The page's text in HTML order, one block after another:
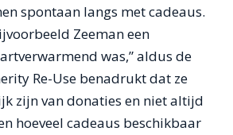
spontaan langs met cadeaus.
Zeeman een
was,” aldus de
Re-Use benadrukt dat ze
zijn van donaties en niet altijd
hoeveel cadeaus beschikbaar